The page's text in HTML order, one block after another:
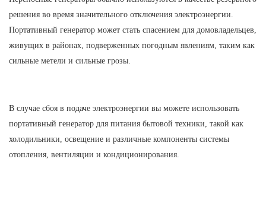
решения во время значительного отключения электроэнергии.
Портативный генератор может стать спасением для домовладельцев,
живущих в районах, подверженных погодным явлениям, таким как
сильные метели и сильные грозы.
В случае сбоя в подаче электроэнергии вы можете использовать
портативный генератор для питания бытовой техники, такой как
холодильники, освещение и различные компоненты системы
отопления, вентиляции и кондиционирования.